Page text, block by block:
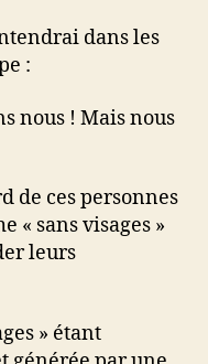
dans les
:
nous ! Mais nous
de ces personnes
« sans visages »
leurs
» étant